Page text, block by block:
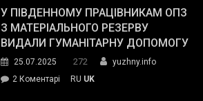
завойовує
симпатії
виборців
The
У ПІВДЕННОМУ ПРАЦІВНИКАМ ОПЗ
З МАТЕРІАЛЬНОГО РЕЗЕРВУ
ВИДАЛИ ГУМАНІТАРНУ ДОПОМОГУ
25.07.2025 272
yuzhny.info
2 Коментарі
RU UK